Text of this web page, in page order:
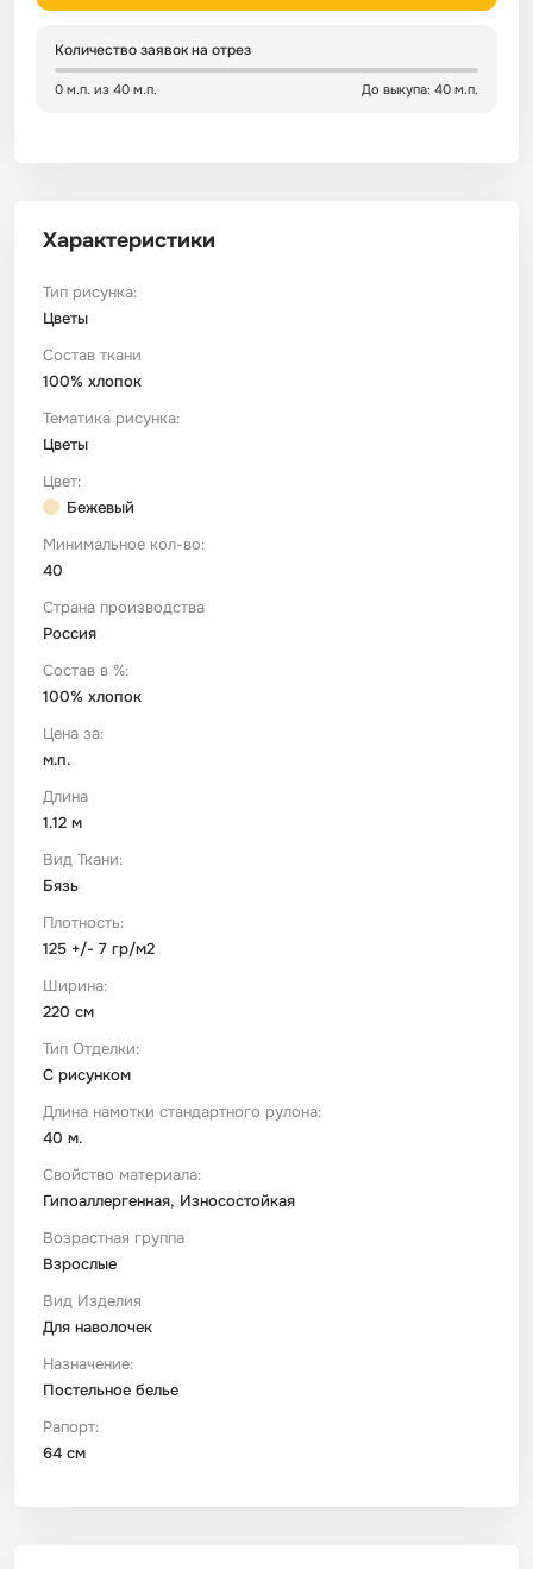
Количество заявок на отрез
0 м.п. из 40 м.п. До выкупа: 40 м.п.
Характеристики
Тип рисунка:
Цветы
Состав ткани
100% хлопок
Тематика рисунка:
Цветы
Цвет:
Бежевый
Минимальное кол-во:
40
Страна производства
Россия
Состав в %:
100% хлопок
Цена за:
м.п.
Длина
1.12 м
Вид Ткани:
Бязь
Плотность:
125 +/- 7 гр/м2
Ширина:
220 см
Тип Отделки:
С рисунком
Длина намотки стандартного рулона:
40 м.
Свойство материала:
Гипоаллергенная, Износостойкая
Возрастная группа
Взрослые
Вид Изделия
Для наволочек
Назначение:
Постельное белье
Рапорт:
64 см
Сатин
Сатин Страйп
Сатин Твил
Сетка
Ситец
ТиСи Твил
Трикотаж
Тюль
Фланель
Футер
Шелк Армани
Штапель
Зеленый
Детский
Город / архитектура
Морская тема
Космос
Техника / транспорт
Имитации материалов